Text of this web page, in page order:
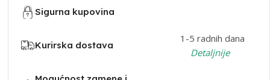
Sigurna kupovina
Kurirska dostava
1-5 radnih dana
Detaljnije